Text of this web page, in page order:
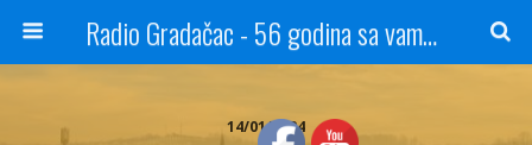
Radio Gradačac - 56 godina sa vama...
14/01/2024